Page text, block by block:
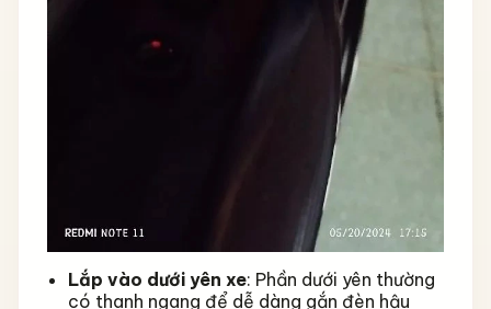
Lắp vào dưới yên xe: Phần dưới yên thường
có thanh ngang để dễ dàng gắn đèn hậu